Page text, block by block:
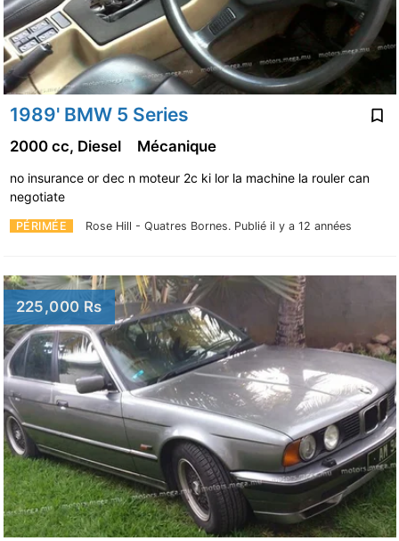
1989' BMW 5 Series
PÉRIMÉE Rose Hill - Quatres Bornes. Publié il y a 12 années
2000 cc, Diesel Mécanique
no insurance or dec n moteur 2c ki lor la machine la rouler can
negotiate
225,000 Rs